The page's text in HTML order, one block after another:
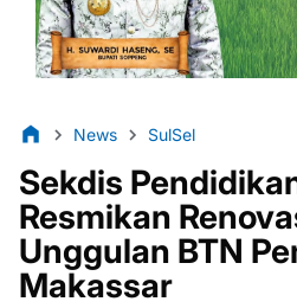
News SulSel
Sekdis
Resmikan
Unggulan BTN
Makassar